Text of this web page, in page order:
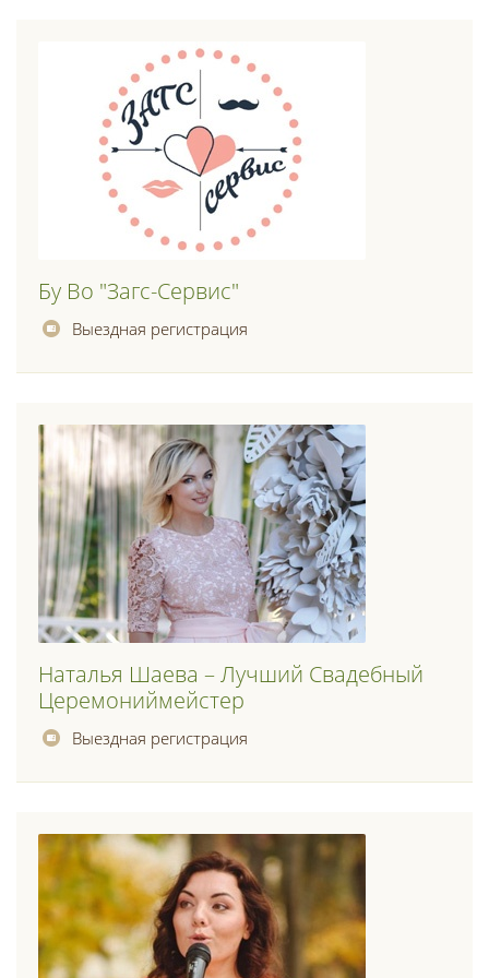
Бу Во "загс-Сервис"
Выездная регистрация
Наталья Шаева – Лучший Свадебный
Церемониймейстер
Выездная регистрация